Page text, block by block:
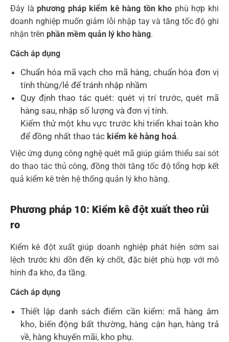
Đây làphương pháp kiểm kê hàng tồn kho phù hợp khi
doanh nghiệp muốn giảm lỗi nhập tay và tăng tốc độ ghi
nhận trên phần mềm quản lý kho hàng.
Cách áp dụng
Chuẩn hóa mã vạch cho mã hàng, chuẩn hóa đơn vị
tính thùng/lẻ để tránh nhập nhầm
Quy định thao tác quét: quét vị trí trước, quét mã
hàng sau, nhập số lượng và đơn vị tính.
Kiểm thử một khu vực trước khi triển khai toàn kho
để đồng nhất thao tác kiểm kê hàng hoá.
Việc ứng dụng công nghệ quét mã giúp giảm thiểu sai sót
do thao tác thủ công, đồng thời tăng tốc độ tổng hợp kết
quả kiểm kê trên hệ thống quản lý kho hàng.
Phương pháp 10: Kiểm kê đột xuất theo rủi
ro
Kiểm kê đột xuất giúp doanh nghiệp phát hiện sớm sai
lệch trước khi dồn đến kỳ chốt, đặc biệt phù hợp với mô
hình đa kho, đa tầng.
Cách áp dụng
Thiết lập danh sách điểm cần kiểm: mã hàng âm
kho, biến động bất thường, hàng cận hạn, hàng trả
về, hàng khuyến mãi, kho phụ.